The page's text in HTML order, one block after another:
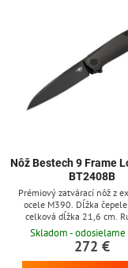
Nôž Bestech 9 Frame
BT2408B
Prémiový zatvárací nôž z
ocele M390. Dĺžka čepele
celková dĺžka 21,6 cm.
čierneho titánu. Poistka
na zavesenie.
Skladom -
272 €